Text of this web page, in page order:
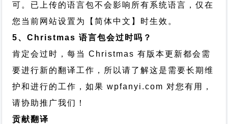
可。已上传的语言包不会影响所有系统语言，仅在
您当前网站设置为【简体中文】时生效。
5、Christmas 语言包会过时吗？
肯定会过时，每当 Christmas 有版本更新都会需
要进行新的翻译工作，所以请了解这是需要长期维
护和进行的工作，如果 wpfanyi.com 对您有用，
请协助推广我们！
贡献翻译